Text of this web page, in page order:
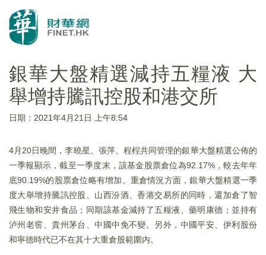
銀華大盤精選減持五糧液 大
舉增持騰訊控股和港交所
日期：2021年4月21日 上午8:54
4月20日晚間，李曉星、張萍、程桯共同管理的銀華大盤精選公佈的
一季報顯示，截至一季度末，該基金股票倉位為92.17%，較去年年
底90.19%的股票倉位略有增加。重倉情況方面，銀華大盤精選一季
度大舉增持騰訊控股、山西汾酒、香港交易所的同時，還加倉了智
飛生物和安井食品；同期該基金減持了五糧液、藥明康德；並持有
泸州老窖、貴州茅台、中國中免不變。另外，中國平安、伊利股份
和寧德時代已不在其十大重倉股範圍内。